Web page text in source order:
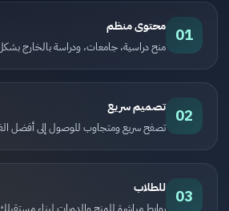
01 محتوى منظم
منح دراسية، جامعات، ودراسة بالخارج
02 تصميم سريع
تصفح سريع ومتجاوب للوصول إلى أفضل
03 للطلاب